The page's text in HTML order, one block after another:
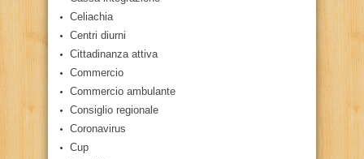
Celiachia
Centri diurni
Cittadinanza attiva
Commercio
Commercio ambulante
Consiglio regionale
Coronavirus
Cup